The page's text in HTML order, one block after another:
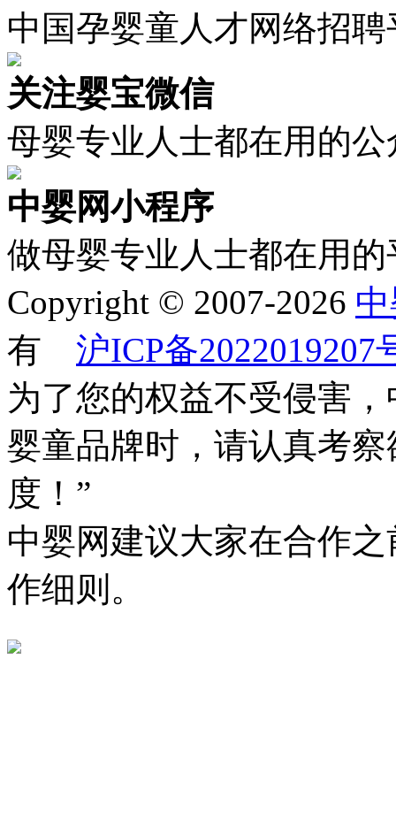
中国孕婴童人才网络招聘
关注婴宝微信
母婴专业人士都在用的公
中婴网小程序
做母婴专业人士都在用的
Copyright © 2007-2026
有 沪ICP备2022019207
为了您的权益不受侵害
婴童品牌时，请认真考
度！”
中婴网建议大家在合作
作细则。